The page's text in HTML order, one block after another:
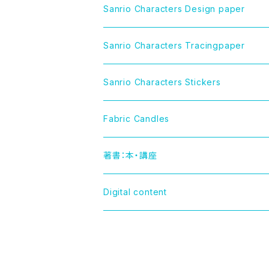
CINNAMOROLL（シナモロール）
LITTLE TWIN STARS（リトルツインスター
MY MELODY（マイメロディ）
MARRONCREAM（マロンクリーム）
HELLO KITTY（ハローキティー）
TUXEDOSAM（タキシードサム）
Sanrio Characters Design paper
Sanrio Characters Tracingpaper
Sanrio Characters Stickers
Fabric Candles
著書：本・講座
Digital content